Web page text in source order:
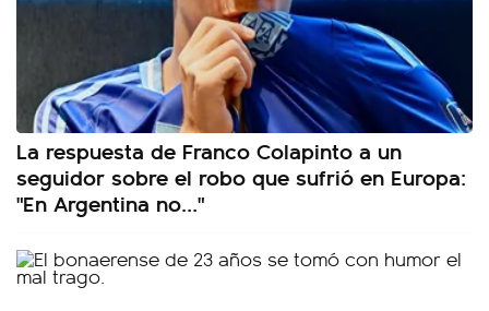
La respuesta de Franco Colapinto a un
seguidor sobre el robo que sufrió en Europa:
"En Argentina no..."